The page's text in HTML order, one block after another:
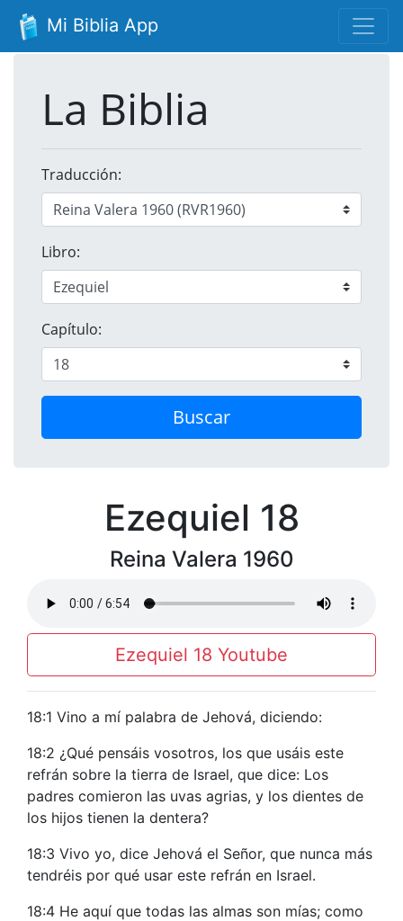
Mi Biblia App
La Biblia
Traducción:
Libro:
Capítulo:
Buscar
Ezequiel 18
Reina Valera 1960
Ezequiel 18 Youtube
18:1 Vino a mí palabra de Jehová, diciendo:
18:2 ¿Qué pensáis vosotros, los que usáis este
refrán sobre la tierra de Israel, que dice: Los
padres comieron las uvas agrias, y los dientes de
los hijos tienen la dentera?
18:3 Vivo yo, dice Jehová el Señor, que nunca más
tendréis por qué usar este refrán en Israel.
18:4 He aquí que todas las almas son mías; como